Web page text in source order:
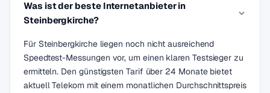
Was ist der beste Internetanbieter in
Steinbergkirche?
Für Steinbergkirche liegen noch nicht ausreichend
Speedtest-Messungen vor, um einen klaren Testsieger zu
ermitteln. Den günstigsten Tarif über 24 Monate bietet
aktuell Telekom mit einem monatlichen Durchschnittspreis